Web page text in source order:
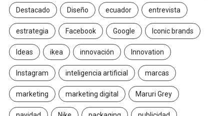
Destacado Diseño ecuador entrevista
estrategia Facebook Google Iconic brands
Ideas ikea innovación Innovation
Instagram inteligencia artificial marcas
marketing marketing digital Maruri Grey